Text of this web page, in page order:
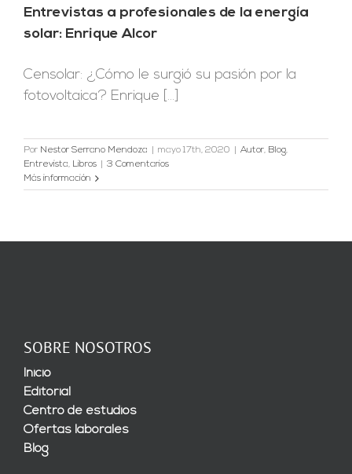
Entrevistas a profesionales de la energía
solar: Enrique Alcor
Censolar: ¿Cómo le surgió su pasión por la
fotovoltaica? Enrique [...]
Por Nestor Serrano Mendoza mayo 17th, 2020 Autor, Blog,
Entrevista, Libros
3 Comentarios
Más información
SOBRE NOSOTROS
Inicio
Editorial
Centro de estudios
Ofertas laborales
Blog